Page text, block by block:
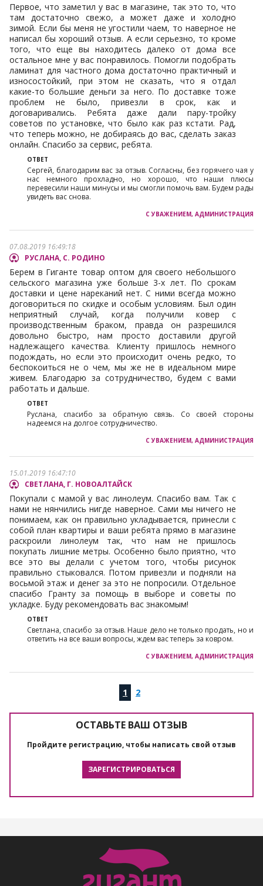
Первое, что заметил у вас в магазине, так это то, что
там достаточно свежо, а может даже и холодно
зимой. Если бы меня не угостили чаем, то наверное не
написал бы хороший отзыв. А если серьезно, то кроме
того, что еще вы находитесь далеко от дома все
остальное мне у вас понравилось. Помогли подобрать
ламинат для частного дома достаточно практичный и
износостойкий, при этом не сказать, что я отдал
какие-то большие деньги за него. По доставке тоже
проблем не было, привезли в срок, как и
договаривались. Ребята даже дали пару-тройку
советов по установке, что было как раз кстати. Рад,
что теперь можно, не добираясь до вас, сделать заказ
онлайн. Спасибо за сервис, ребята.
Сергей, благодарим вас за отзыв. Согласны, без горячего чая у
нас немного прохладно, но хорошо, что наши плюсы
перевесили наши минусы и мы смогли помочь вам. Будем рады
увидеть вас снова.
07.08.2019 16:49:18
РУСЛАНА, С. РОДИНО
Берем в Гиганте товар оптом для своего небольшого
сельского магазина уже больше 3-х лет. По срокам
доставки и цене нареканий нет. С ними всегда можно
договориться по скидке и особым условиям. Был один
неприятный случай, когда получили ковер с
производственным браком, правда он разрешился
довольно быстро, нам просто доставили другой
надлежащего качества. Клиенту пришлось немного
подождать, но если это происходит очень редко, то
беспокоиться не о чем, мы же не в идеальном мире
живем. Благодарю за сотрудничество, будем с вами
работать и дальше.
Руслана, спасибо за обратную связь. Со своей стороны
надеемся на долгое сотрудничество.
15.01.2019 16:47:10
СВЕТЛАНА, Г. НОВОАЛТАЙСК
Покупали с мамой у вас линолеум. Спасибо вам. Так с
нами не нянчились нигде наверное. Сами мы ничего не
понимаем, как он правильно укладывается, принесли с
собой план квартиры и ваши ребята прямо в магазине
раскроили линолеум так, что нам не пришлось
покупать лишние метры. Особенно было приятно, что
все это вы делали с учетом того, чтобы рисунок
правильно стыковался. Потом привезли и подняли на
восьмой этаж и денег за это не попросили. Отдельное
спасибо Гранту за помощь в выборе и советы по
укладке. Буду рекомендовать вас знакомым!
Светлана, спасибо за отзыв. Наше дело не только продать, но и
ответить на все ваши вопросы, ждем вас теперь за ковром.
1 2
ОСТАВЬТЕ ВАШ ОТЗЫВ
Пройдите регистрацию, чтобы написать свой отзыв
ЗАРЕГИСТРИРОВАТЬСЯ